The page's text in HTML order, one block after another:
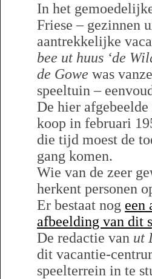
In het
Friese – gezinnen
aantrekkelijke
bee ut huus ‘de
de Gowe was
speeltuin –
De hier
koop in februari
die tijd moest de
gang komen.
Wie van de zeer
herkent personen
Er bestaat nog een
afbeelding van dit
De redactie van ut
dit vacantie-
speelterrein in te